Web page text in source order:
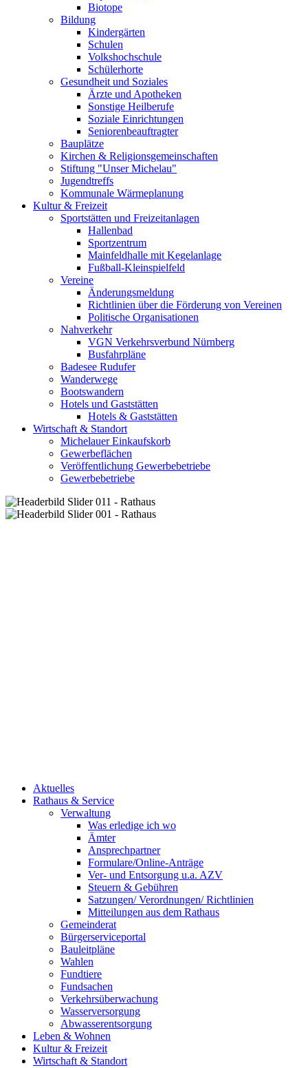
Biotope
Bildung
Kindergärten
Schulen
Volkshochschule
Schülerhorte
Gesundheit und Soziales
Ärzte und Apotheken
Sonstige Heilberufe
Soziale Einrichtungen
Seniorenbeauftragter
Bauplätze
Kirchen & Religionsgemeinschaften
Stiftung "Unser Michelau"
Jugendtreffs
Kommunale Wärmeplanung
Kultur & Freizeit
Sportstätten und Freizeitanlagen
Hallenbad
Sportzentrum
Mainfeldhalle mit Kegelanlage
Fußball-Kleinspielfeld
Vereine
Änderungsmeldung
Richtlinien über die Förderung von Vereinen
Politische Organisationen
Nahverkehr
VGN Verkehrsverbund Nürnberg
Busfahrpläne
Badesee Rudufer
Wanderwege
Bootswandern
Hotels und Gaststätten
Hotels & Gaststätten
Wirtschaft & Standort
Michelauer Einkaufskorb
Gewerbeflächen
Veröffentlichung Gewerbebetriebe
Gewerbebetriebe
Aktuelles
Rathaus & Service
Verwaltung
Was erledige ich wo
Ämter
Ansprechpartner
Formulare/Online-Anträge
Ver- und Entsorgung u.a. AZV
Steuern & Gebühren
Satzungen/ Verordnungen/ Richtlinien
Mitteilungen aus dem Rathaus
Gemeinderat
Bürgerserviceportal
Bauleitpläne
Wahlen
Fundtiere
Fundsachen
Verkehrsüberwachung
Wasserversorgung
Abwasserentsorgung
Leben & Wohnen
Kultur & Freizeit
Wirtschaft & Standort